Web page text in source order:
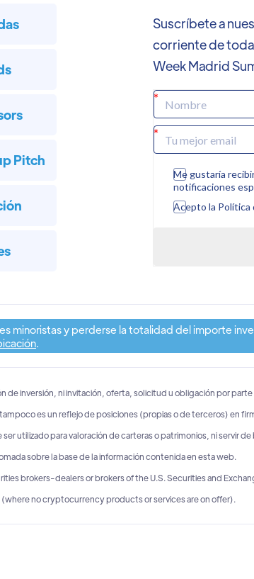
Pitch
Suscríbete a
corriente de
Week Madrid
Me gustaría
notificaciones
Acepto la Política
minoristas y perderse la totalidad del importe
.
inversión, ni invitación, oferta, solicitud u obligación por
es un reflejo de posiciones (propias o de terceros) en
utilizado para valoración de carteras o patrimonios, ni servir
sobre la base de la información contenida en esta web.
brokers-dealers or brokers of the U.S. Securities and
no cryptocurrency products or services are on offer).